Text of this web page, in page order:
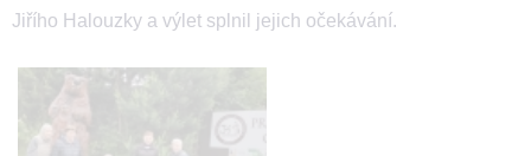
Jiřího Halouzky a výlet splnil jejich očekávání.